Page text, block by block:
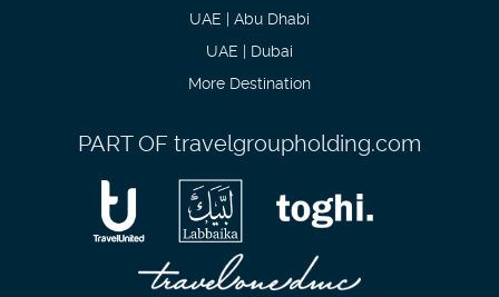
UAE | Abu Dhabi
UAE | Dubai
More Destination
PART OFtravelgroupholding.com